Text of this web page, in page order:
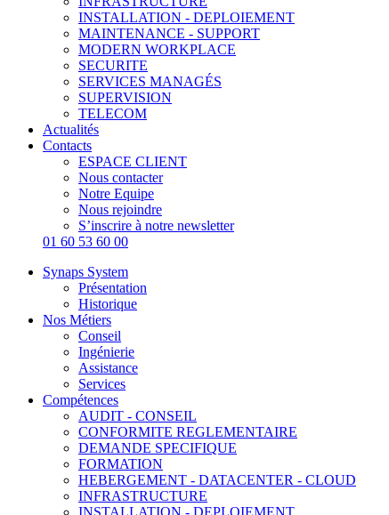
INSTALLATION - DEPLOIEMENT
MAINTENANCE - SUPPORT
MODERN WORKPLACE
SECURITE
SERVICES MANAGÉS
SUPERVISION
TELECOM
Actualités
Contacts
ESPACE CLIENT
Nous contacter
Notre Equipe
Nous rejoindre
S’inscrire à notre newsletter
01 60 53 60 00
Synaps System
Présentation
Historique
Nos Métiers
Conseil
Ingénierie
Assistance
Services
Compétences
AUDIT - CONSEIL
CONFORMITE REGLEMENTAIRE
DEMANDE SPECIFIQUE
FORMATION
HEBERGEMENT - DATACENTER - CLOUD
INFRASTRUCTURE
INSTALLATION - DEPLOIEMENT